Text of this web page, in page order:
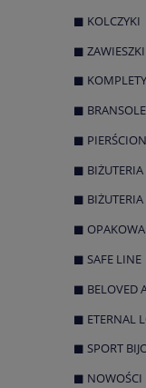
KOLCZYKI
SAFE LINE
BELOVED
ETERNAL
SPORT
NOWOŚCI